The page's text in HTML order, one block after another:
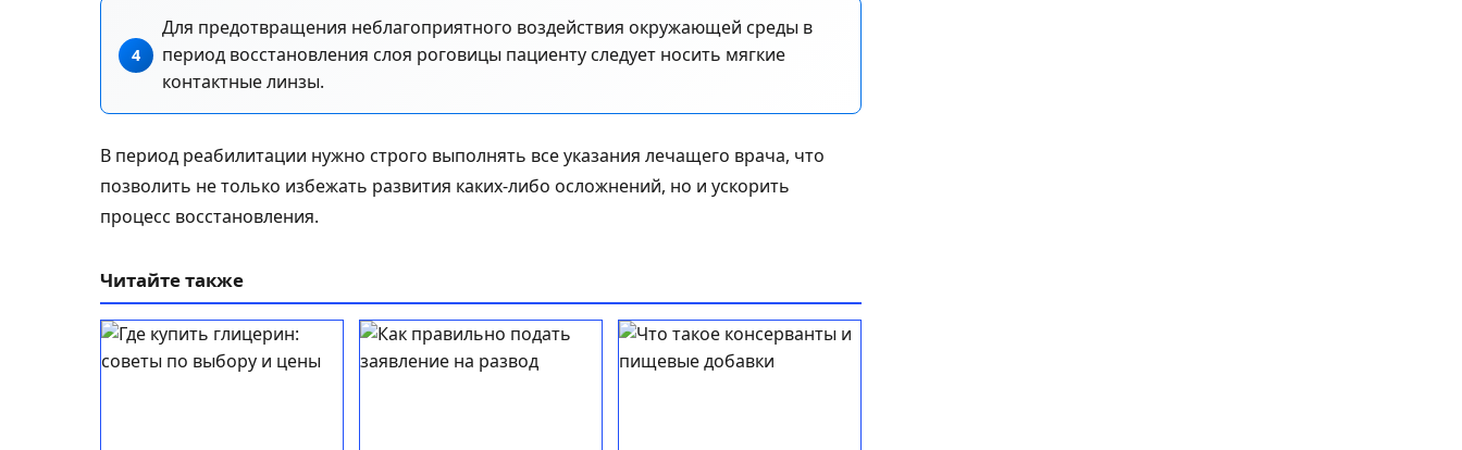
Для предотвращения неблагоприятного воздействия окружающей среды в
период восстановления слоя роговицы пациенту следует носить мягкие
контактные линзы.
В период реабилитации нужно строго выполнять все указания лечащего врача, что
позволить не только избежать развития каких-либо осложнений, но и ускорить
процесс восстановления.
Читайте также